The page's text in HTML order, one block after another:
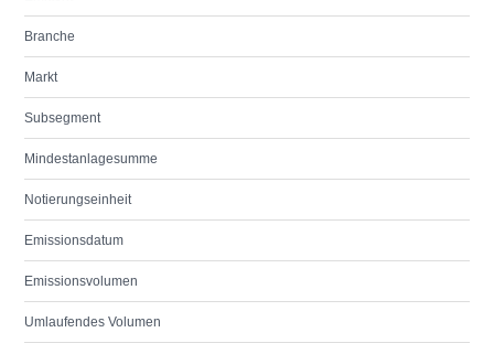
Branche
Markt
Subsegment
Mindestanlagesumme
Notierungseinheit
Emissionsdatum
Emissionsvolumen
Umlaufendes Volumen